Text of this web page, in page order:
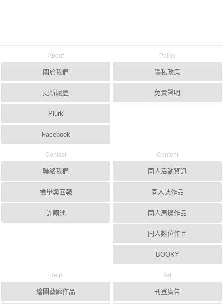
About
關於我們
更新履歷
Plurk
Facebook
Policy
隱私政策
免責聲明
Contact
聯絡我們
檢舉與回報
許願池
Content
同人活動資訊
同人誌作品
同人周邊作品
同人數位作品
BOOKY
Help
繪圖藝廊作品
Ad
刊登廣告